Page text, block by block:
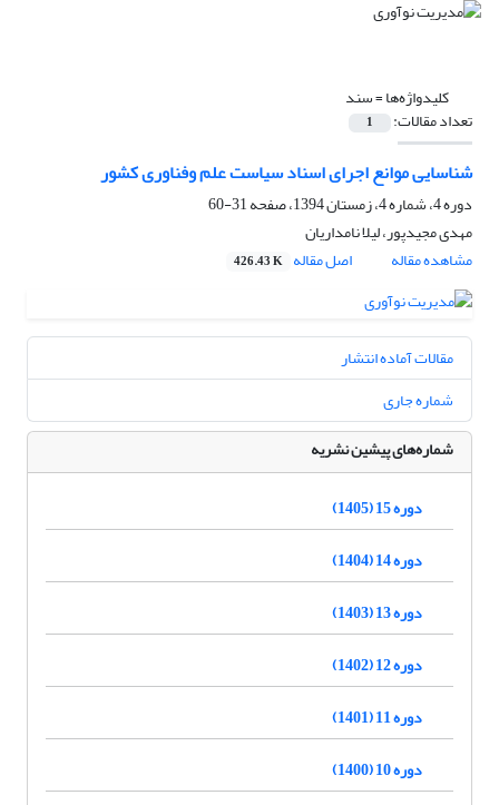
کلیدواژه‌ها =سند
تعداد مقالات: 1
شناسایی موانع اجرای اسناد سیاست علم وفناوری کشور
دوره 4، شماره 4، زمستان 1394، صفحه
31-60
مهدی مجیدپور، لیلا نامداریان
مشاهده مقاله
اصل مقاله 426.43 K
مقالات آماده انتشار
شماره جاری
شماره‌های پیشین نشریه
دوره 15 (1405)
دوره 14 (1404)
دوره 13 (1403)
دوره 12 (1402)
دوره 11 (1401)
دوره 10 (1400)